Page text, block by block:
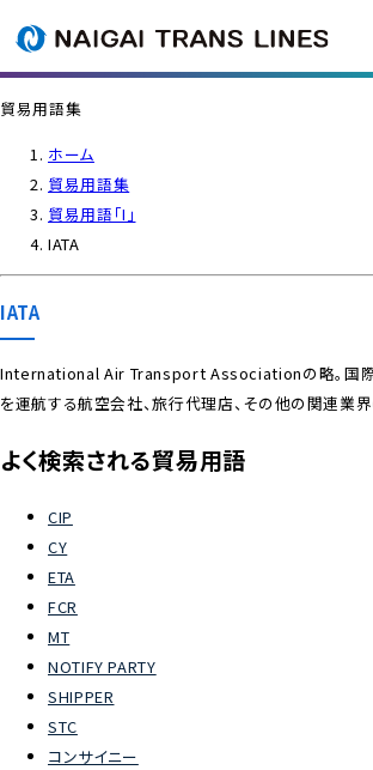
サステナビリティ
ENGLISH
企業情報 / グローバルネットワーク
各種情報
貿易用語集
ホーム
貿易用語集
貿易用語「I」
IATA
IATA
International Air Transport Associationの略。国際
を運航する航空会社、旅行代理店、その他の関連業
よく検索される貿易用語
CIP
CY
ETA
FCR
MT
NOTIFY PARTY
SHIPPER
STC
コンサイニー